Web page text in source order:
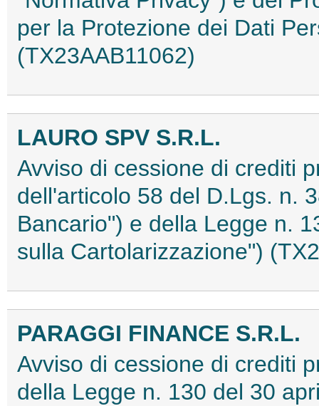
per la Protezione dei Dati
(TX23AAB11062)
LAURO SPV S.R.L.
Avviso di cessione di crediti
dell'articolo 58 del D.Lgs. n.
Bancario") e della Legge n.
sulla Cartolarizzazione")
PARAGGI FINANCE S.R.L.
Avviso di cessione di crediti
della Legge n. 130 del 30